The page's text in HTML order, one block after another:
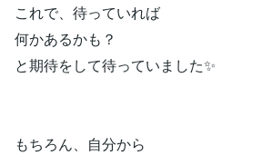
これで、待っていれば
何かあるかも？
と期待をして待っていました✨
もちろん、自分から